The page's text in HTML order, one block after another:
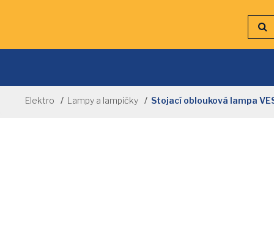
Elektro Lampy a lampičky Stojací oblouková lampa